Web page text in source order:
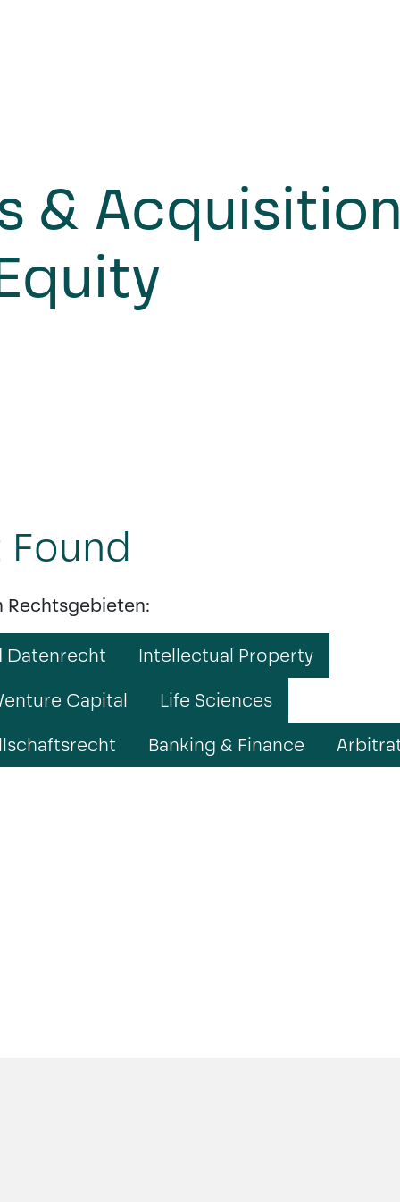
MÜNCHEN
&
Rechtsgebieten:
Datenrecht
Intellectual Property
Capital
Life Sciences
Banking & Finance